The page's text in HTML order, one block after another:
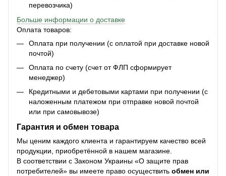
перевозчика)
Больше информации о доставке
Оплата товаров:
Оплата при получении (с оплатой при доставке новой
почтой)
Оплата по счету (счет от ФЛП сформирует
менеджер)
Кредитными и дебетовыми картами при получении (с
наложенным платежом при отправке новой почтой
или при самовывозе)
Гарантия и обмен товара
Мы ценим каждого клиента и гарантируем качество всей
продукции, приобретённой в нашем магазине.
В соответствии с Законом Украины «О защите прав
потребителей» вы имеете право осуществить обмен или